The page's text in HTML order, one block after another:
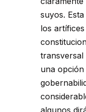
suyos.
los
transversal
una opción